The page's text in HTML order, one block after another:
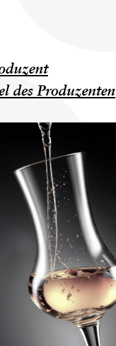
des Produzenten